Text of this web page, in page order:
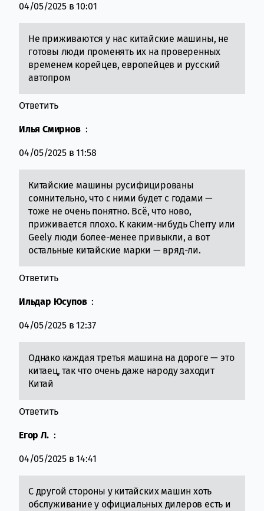
04/05/2025 в 10:01
Не приживаются у нас китайские машины, не
готовы люди променять их на проверенных
временем корейцев, европейцев и русский
автопром
Ответить
Илья Смирнов :
04/05/2025 в 11:58
Китайские машины русифицированы
сомнительно, что с ними будет с годами —
тоже не очень понятно. Всё, что ново,
приживается плохо. К каким-нибудь Cherry или
Geely люди более-менее привыкли, а вот
остальные китайские марки — вряд-ли.
Ответить
Ильдар Юсупов :
04/05/2025 в 12:37
Однако каждая третья машина на дороге — это
китаец, так что очень даже народу заходит
Китай
Ответить
Егор Л. :
04/05/2025 в 14:41
С другой стороны у китайских машин хоть
обслуживание у официальных дилеров есть и